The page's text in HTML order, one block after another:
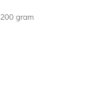
200 gram